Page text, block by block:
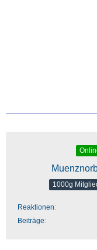
1000g
Reaktionen
Beiträge